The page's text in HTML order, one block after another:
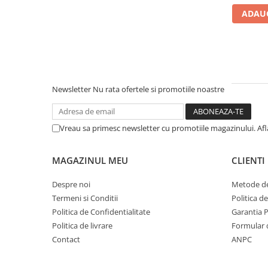
Scaune birou pentru copii
Saltele patuturi copii
Paturi copii
Seturi comode living si dormitor
Newsletter Nu rata ofertele si promotiile noastre
Vreau sa primesc newsletter cu promotiile magazinului.
MAGAZINUL MEU
Despre noi
Termeni si Conditii
Politica de Confidentialitate
Politica de livrare
Contact
CLIENTI
Metode
Politica
Garantia
Formular
ANPC